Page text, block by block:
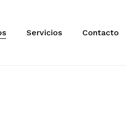
Servicios Contacto